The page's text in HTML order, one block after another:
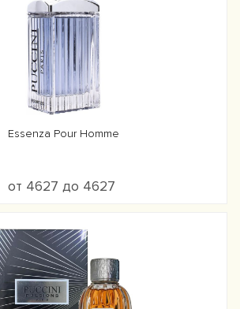
Essenza Pour Homme
от 4627 до 4627